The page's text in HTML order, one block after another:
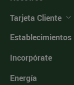
Tarjeta Cliente
Establecimientos
Incorpórate
Energía